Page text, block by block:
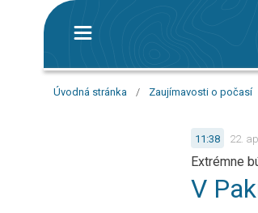
Úvodná stránka / Zaujímavosti o počasí
11:38 22.
Extrémne
V